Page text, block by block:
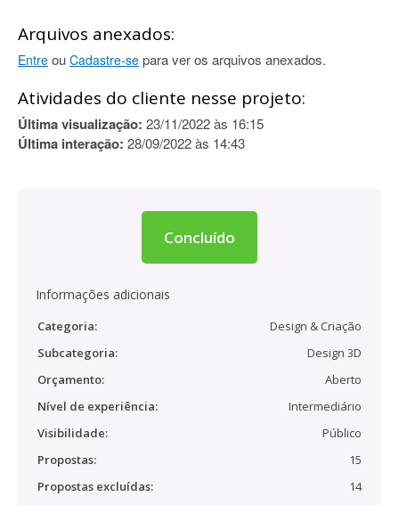
Arquivos anexados:
Entre ou Cadastre-se para ver os arquivos anexados.
Atividades do cliente nesse projeto:
Última visualização: 23/11/2022 às 16:15
Última interação: 28/09/2022 às 14:43
Concluído
Informações adicionais
Categoria:
Design & Criação
Subcategoria:
Design 3D
Orçamento:
Aberto
Nível de experiência:
Intermediário
Visibilidade:
Público
Propostas:
15
Propostas excluídas:
14